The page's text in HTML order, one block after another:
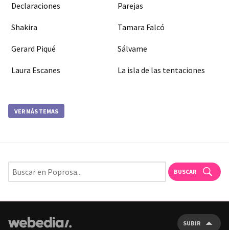
Declaraciones Parejas
Shakira Tamara Falcó
Gerard Piqué Sálvame
Laura Escanes La isla de las tentaciones
VER MÁS TEMAS
BUSCAR
SUBIR